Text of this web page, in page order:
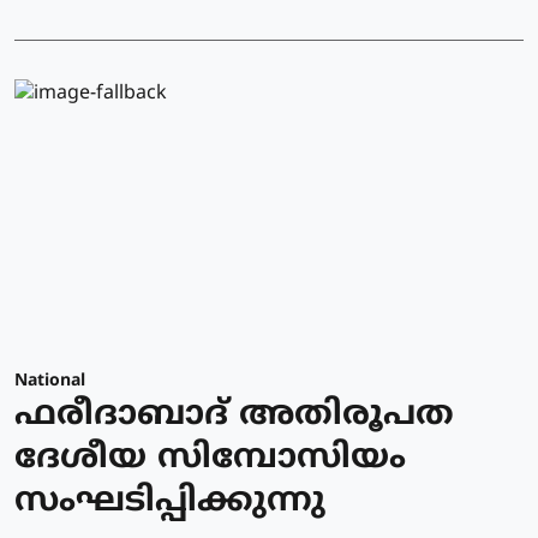
National
ഫരീദാബാദ് അതിരൂപത
ദേശീയ സിമ്പോസിയം
സംഘടിപ്പിക്കുന്നു